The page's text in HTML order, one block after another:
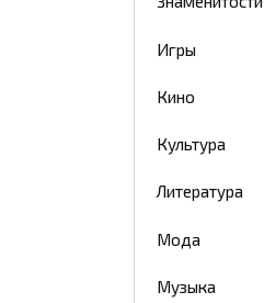
Игры
Кино
Культура
Литература
Мода
Музыка